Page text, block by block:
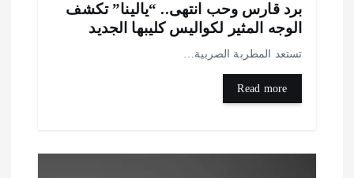
برد قارس وحب انتهى.. “يالينا” تكشف
الوجه المثير لكواليس كليبها الجديد
تستعد المطربة الصربية…
Read more